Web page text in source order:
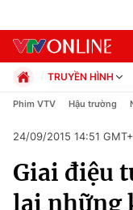
Chuyên mục
Chính trị
TRUYỀN HÌNH
Chính trị
Pháp luật
Kinh tế
Thể thao
Truyền hình
Phim VTV Hậu trường
24/09/2015 14:51
Giai điệu
lại những